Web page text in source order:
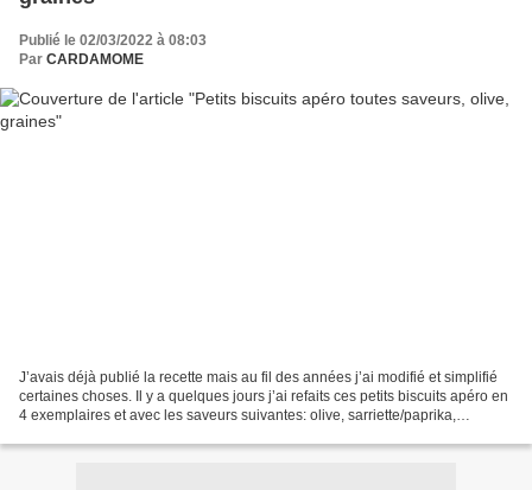
Publié le 02/03/2022 à 08:03
Par CARDAMOME
J’avais déjà publié la recette mais au fil des années j’ai modifié et simplifié
certaines choses. Il y a quelques jours j’ai refaits ces petits biscuits apéro en
4 exemplaires et avec les saveurs suivantes: olive, sarriette/paprika,